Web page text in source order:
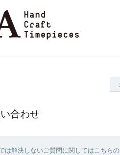
合わせ
は解決しないご質問に関してはこちら